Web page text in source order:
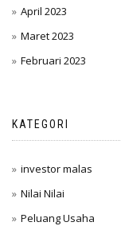
April 2023
Maret 2023
Februari 2023
KATEGORI
investor malas
Nilai Nilai
Peluang Usaha